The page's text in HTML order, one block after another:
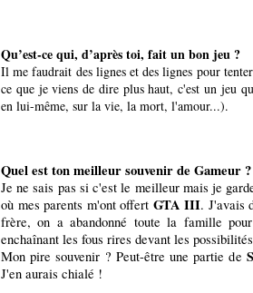
Qu’est-ce qui, d’après toi, fait un bon jeu ?
Il me faudrait des lignes et des lignes pour
ce que je viens de dire plus haut, c'est un jeu
en lui-même, sur la vie, la mort, l'amour...).
Quel est ton meilleur souvenir de Gameur
Je ne sais pas si c'est le meilleur mais je
où mes parents m'ont offert GTA III. J'avais
frère, on a abandonné toute la famille
enchaînant les fous rires devant les
Mon pire souvenir ? Peut-être une partie de
J'en aurais chialé !